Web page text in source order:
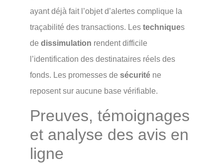
ayant déjà fait l’objet d’alertes complique la
traçabilité des transactions. Les techniques
de dissimulation rendent difficile
l’identification des destinataires réels des
fonds. Les promesses de sécurité ne
reposent sur aucune base vérifiable.
Preuves, témoignages
et analyse des avis en
ligne